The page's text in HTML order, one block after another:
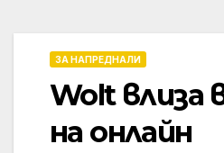
ЗА НАПРЕДНАЛИ
Wolt влиза
на онлайн